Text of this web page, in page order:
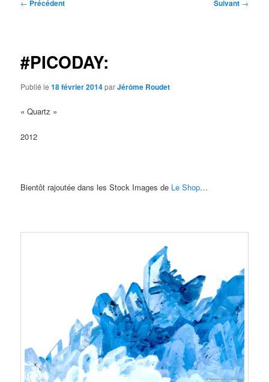
← Précédent Suivant →
#PICODAY:
Publié le18 février 2014parJérôme Roudet
« Quartz »
2012
Bientôt rajoutée dans les Stock Images de Le Shop…